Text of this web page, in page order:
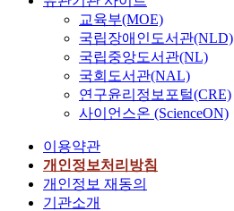
교육부(MOE)
국립장애인도서관(NLD)
국립중앙도서관(NL)
국회도서관(NAL)
연구윤리정보포털(CRE)
사이언스온 (ScienceON)
이용약관
개인정보처리방침
개인정보 재동의
기관소개